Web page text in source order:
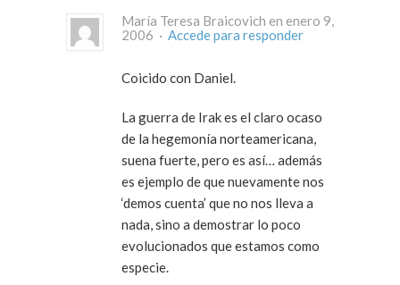
María Teresa Braicovich en enero 9,
2006 · Accede para responder
Coicido con Daniel.
La guerra de Irak es el claro ocaso
de la hegemonía norteamericana,
suena fuerte, pero es así… además
es ejemplo de que nuevamente nos
‘demos cuenta’ que no nos lleva a
nada, sino a demostrar lo poco
evolucionados que estamos como
especie.